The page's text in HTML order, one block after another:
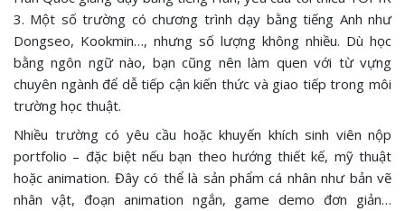
3. Một số trường có chương trình dạy bằng tiếng Anh như
Dongseo, Kookmin…, nhưng số lượng không nhiều. Dù học
bằng ngôn ngữ nào, bạn cũng nên làm quen với từ vựng
chuyên ngành để dễ tiếp cận kiến thức và giao tiếp trong môi
trường học thuật.
Nhiều trường có yêu cầu hoặc khuyến khích sinh viên nộp
portfolio – đặc biệt nếu bạn theo hướng thiết kế, mỹ thuật
hoặc animation. Đây có thể là sản phẩm cá nhân như bản vẽ
nhân vật, đoạn animation ngắn, game demo đơn giản…